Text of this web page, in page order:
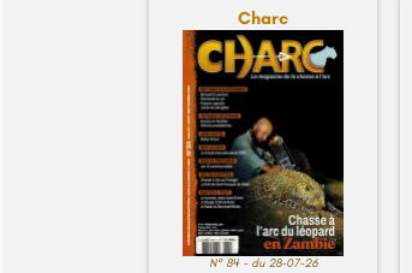
Charc
N° 84 - du 28-07-26